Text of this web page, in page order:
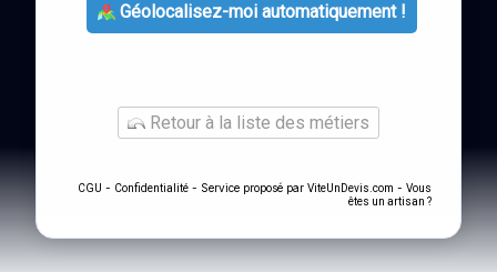
Géolocalisez-moi automatiquement !
Retour à la liste des métiers
CGU - Confidentialité - Service proposé par ViteUnDevis.com - Vous
êtes un artisan ?